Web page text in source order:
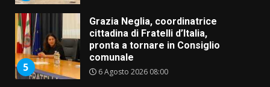
5
Grazia Neglia, coordinatrice
cittadina di Fratelli d’Italia,
pronta a tornare in Consiglio
comunale
6 Agosto 2026 08:00